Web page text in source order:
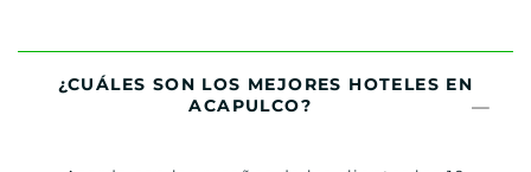
¿CUÁLES SON LOS MEJORES HOTELES EN
ACAPULCO?